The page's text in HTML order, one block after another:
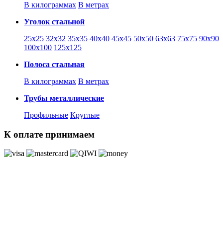
В килограммах В метрах
Уголок стальной
25х25 32х32 35х35 40х40 45х45 50х50 63х63 75х75 90х90
100х100 125х125
Полоса стальная
В килограммах В метрах
Трубы металлические
Профильные Круглые
К оплате принимаем